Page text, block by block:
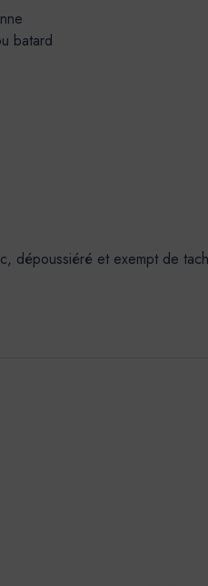
batard
dépoussiéré et exempt de